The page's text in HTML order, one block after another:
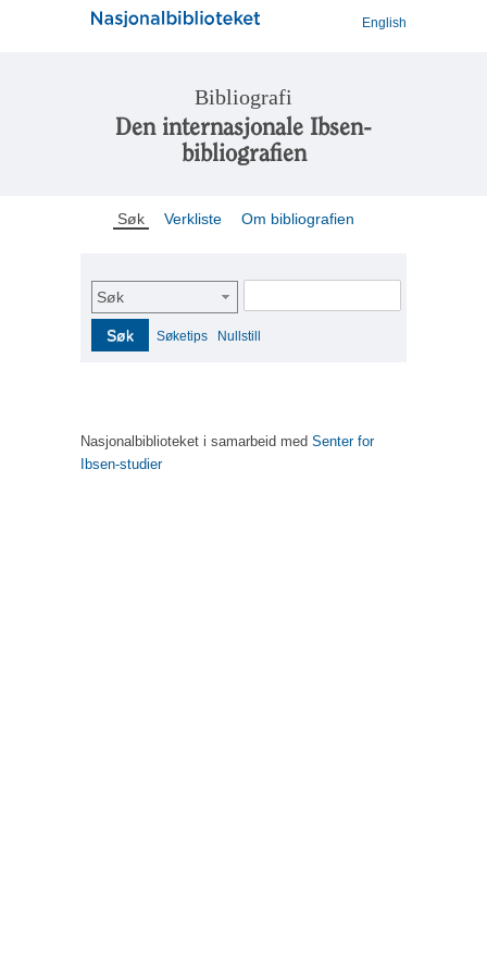
English
Bibliografi
Den internasjonale Ibsen-
bibliografien
Søk Verkliste Om bibliografien
Søk
Søk Søketips Nullstill
Nasjonalbiblioteket i samarbeid med Senter for
Ibsen-studier